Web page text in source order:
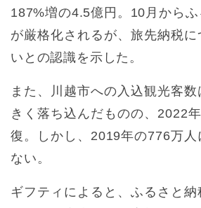
187%増の4.5億円。10月からふ
が厳格化されるが、旅先納税
いとの認識を示した。
また、川越市への入込観光客
きく落ち込んだものの、2022
復。しかし、2019年の776万人
ない。
ギフティによると、ふるさと